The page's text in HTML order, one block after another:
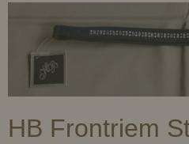
HB Frontriem